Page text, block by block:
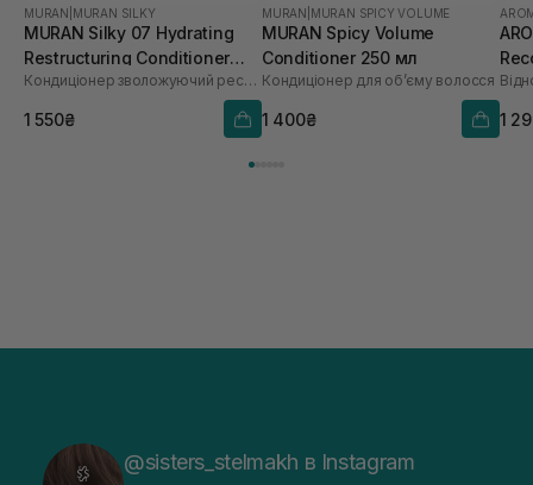
MURAN MURAN SILKY
MURAN Silky 07 Hydrating
Restructuring Conditioner
250 мл
Кондиціонер зволожуючий реструктуруючий для волосся
1 550₴
MURAN MURAN SPICY VOLUME
MURAN Spicy Volume
Conditioner 250 мл
Кондиціонер для об’єму волосся
1 400₴ 1
@sisters_stelmakh в Instagram